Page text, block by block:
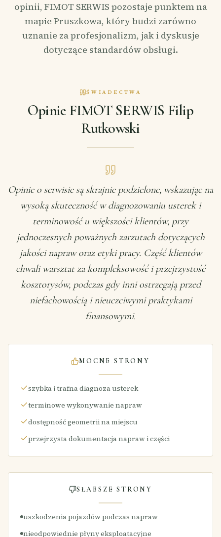
opinii, FIMOT SERWIS pozostaje punktem na
mapie Pruszkowa, który budzi zarówno
uznanie za profesjonalizm, jak i dyskusje
dotyczące standardów obsługi.
ŚWIADECTWA
Opinie FIMOT SERWIS Filip
Rutkowski
Opinie o serwisie są skrajnie podzielone, wskazując na
wysoką skuteczność w diagnozowaniu usterek i
terminowość u większości klientów, przy
jednoczesnych poważnych zarzutach dotyczących
jakości napraw oraz etyki pracy. Część klientów
chwali warsztat za kompleksowość i przejrzystość
kosztorysów, podczas gdy inni ostrzegają przed
niefachowością i nieuczciwymi praktykami
finansowymi.
MOCNE STRONY
szybka i trafna diagnoza usterek
terminowe wykonywanie napraw
dostępność geometrii na miejscu
przejrzysta dokumentacja napraw i części
SŁABSZE STRONY
uszkodzenia pojazdów podczas napraw
nieodpowiednie płyny eksploatacyjne